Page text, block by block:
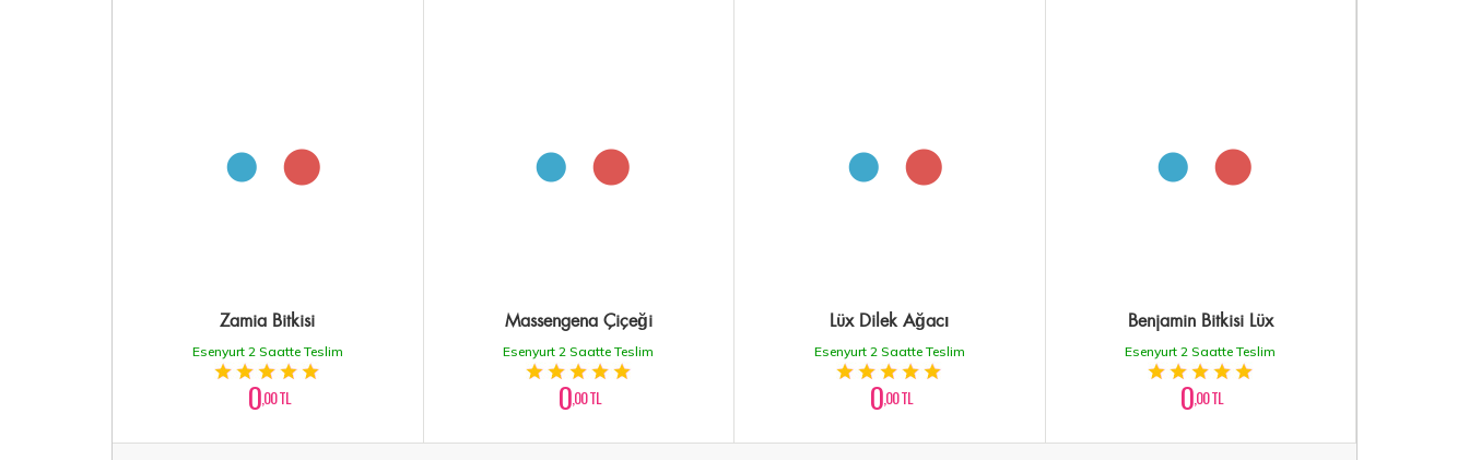
Zamia Bitkisi
Esenyurt 2 Saatte Teslim
0,00 TL
Massengena Çiçeği
Esenyurt 2 Saatte Teslim
0,00 TL
Lüx Dilek Ağacı
Esenyurt 2 Saatte Teslim
0,00 TL
Benjamin Bitkisi Lüx
Esenyurt 2 Saatte Teslim
0,00 TL